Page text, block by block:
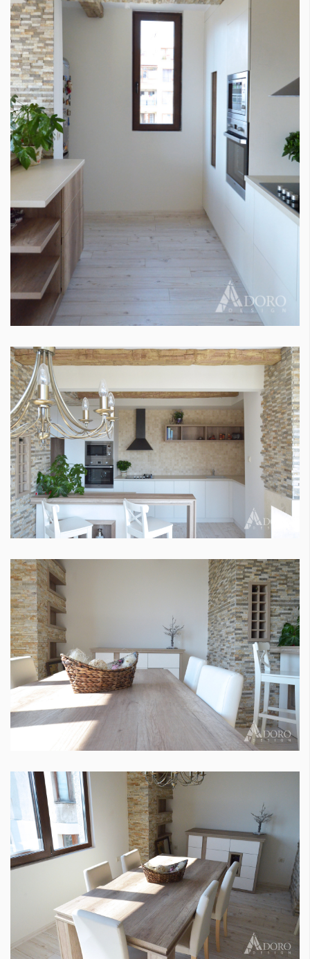
Wine&Dine
Подкасти
Мода
Dialogue
Изкуство
Красота
Цветно
Гурме
Пътувай
Wellness
Реклама
Политика за
поверителност
ModerenDom
СЛЕДВАЙТЕ НИ
YouTube
Spotify Soundcloud
Ако нашият сайт ви харесва, можете да се абонирате за
седмичния ни нюзлетър тук:
© 2026, HighViewArt | Всички права запазени